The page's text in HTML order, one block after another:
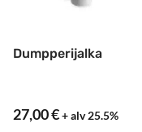
Dumpperijalka
27,00€+ alv 25.5%